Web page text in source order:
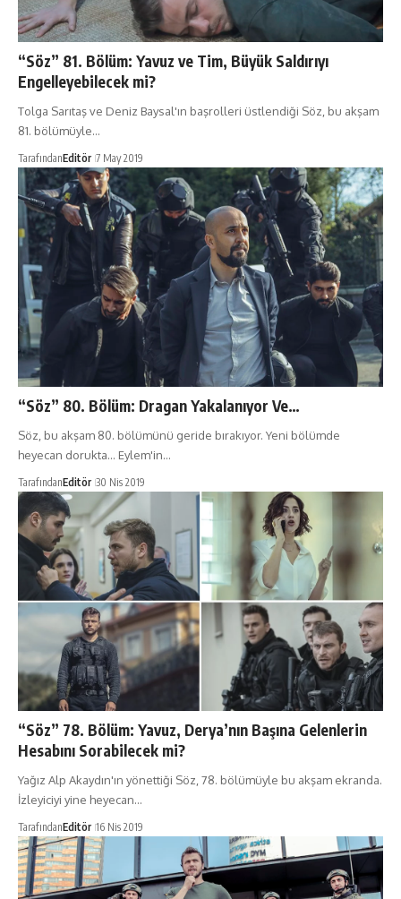
“Söz” 81. Bölüm: Yavuz ve Tim, Büyük Saldırıyı
Engelleyebilecek mi?
Tolga Sarıtaş ve Deniz Baysal'ın başrolleri üstlendiği Söz, bu akşam
81. bölümüyle…
TarafındanEditör 7 May 2019
“Söz” 80. Bölüm: Dragan Yakalanıyor Ve…
Söz, bu akşam 80. bölümünü geride bırakıyor. Yeni bölümde
heyecan dorukta... Eylem'in…
TarafındanEditör 30 Nis 2019
“Söz” 78. Bölüm: Yavuz, Derya’nın Başına Gelenlerin
Hesabını Sorabilecek mi?
Yağız Alp Akaydın'ın yönettiği Söz, 78. bölümüyle bu akşam ekranda.
İzleyiciyi yine heyecan…
TarafındanEditör 16 Nis 2019